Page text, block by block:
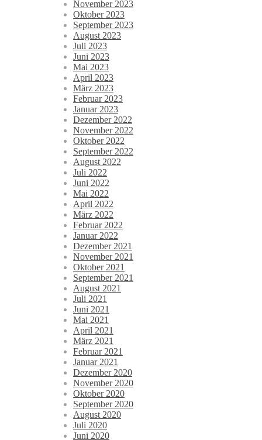
November 2023
Oktober 2023
September 2023
August 2023
Juli 2023
Juni 2023
Mai 2023
April 2023
März 2023
Februar 2023
Januar 2023
Dezember 2022
November 2022
Oktober 2022
September 2022
August 2022
Juli 2022
Juni 2022
Mai 2022
April 2022
März 2022
Februar 2022
Januar 2022
Dezember 2021
November 2021
Oktober 2021
September 2021
August 2021
Juli 2021
Juni 2021
Mai 2021
April 2021
März 2021
Februar 2021
Januar 2021
Dezember 2020
November 2020
Oktober 2020
September 2020
August 2020
Juli 2020
Juni 2020